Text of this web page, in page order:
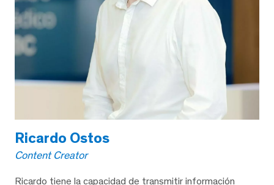
Ricardo Ostos
Content Creator
Ricardo tiene la capacidad de transmitir información